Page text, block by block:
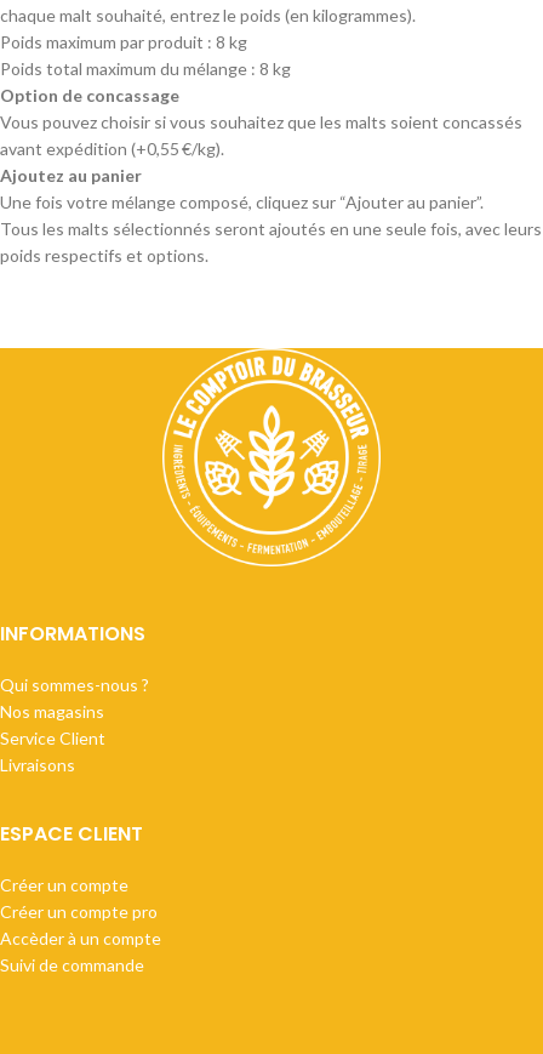
chaque malt souhaité, entrez le poids (en kilogrammes).
Poids maximum par produit : 8 kg
Poids total maximum du mélange : 8 kg
Option de concassage
Vous pouvez choisir si vous souhaitez que les malts soient concassés
avant expédition (+0,55 €/kg).
Ajoutez au panier
Une fois votre mélange composé, cliquez sur “Ajouter au panier”.
Tous les malts sélectionnés seront ajoutés en une seule fois, avec leurs
poids respectifs et options.
INFORMATIONS
Qui sommes-nous ?
Nos magasins
Service Client
Livraisons
ESPACE CLIENT
Créer un compte
Créer un compte pro
Accèder à un compte
Suivi de commande